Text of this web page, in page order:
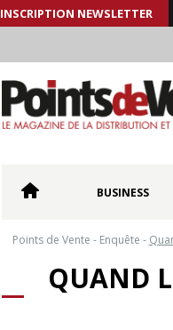
INSCRIPTION NEWSLETTER
BUSINESS
Points de Vente - Enquête -
QUAND